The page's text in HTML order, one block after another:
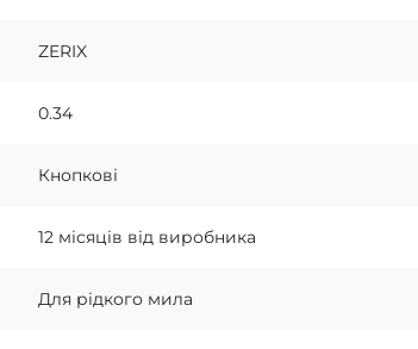
ZERIX
0.34
Кнопкові
12 місяців від виробника
Для рідкого мила